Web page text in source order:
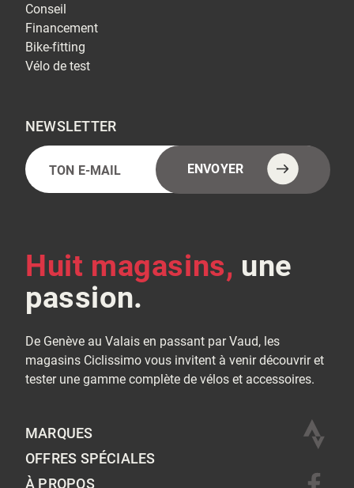
Conseil
Financement
Bike-fitting
Vélo de test
NEWSLETTER
E-
mail
(Nécessaire)
ENVOYER
Alternative:
Huit magasins, une
passion.
De Genève au Valais en passant par Vaud, les
magasins Ciclissimo vous invitent à venir découvrir et
tester une gamme complète de vélos et accessoires.
MARQUES
OFFRES SPÉCIALES
À PROPOS